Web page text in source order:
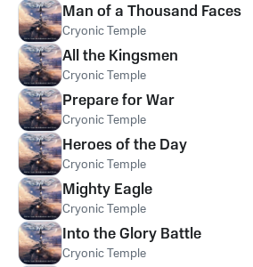
Man of a Thousand Faces
Cryonic Temple
All the Kingsmen
Cryonic Temple
Prepare for War
Cryonic Temple
Heroes of the Day
Cryonic Temple
Mighty Eagle
Cryonic Temple
Into the Glory Battle
Cryonic Temple